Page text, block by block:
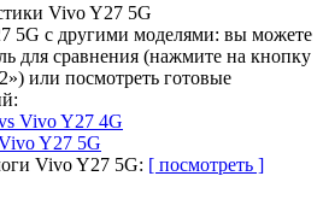
Vivo Y27 5G
5G с другими моделями: вы можете
для сравнения (нажмите на кнопку
или посмотреть готовые
Vivo Y27 4G
Y27 5G
Vivo Y27 5G: [ посмотреть ]